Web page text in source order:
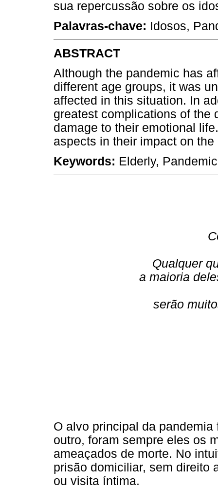
sua repercussão sobre os
Palavras-chave: Idosos,
ABSTRACT
Although the pandemic has
different age groups, it was
affected in this situation. In
greatest complications of the
damage to their emotional
aspects in their impact on
Keywords: Elderly,
Qualquer
a maioria
serão
O alvo principal da
outro, foram sempre eles os
ameaçados de morte. No
prisão domiciliar, sem direito
ou visita íntima.